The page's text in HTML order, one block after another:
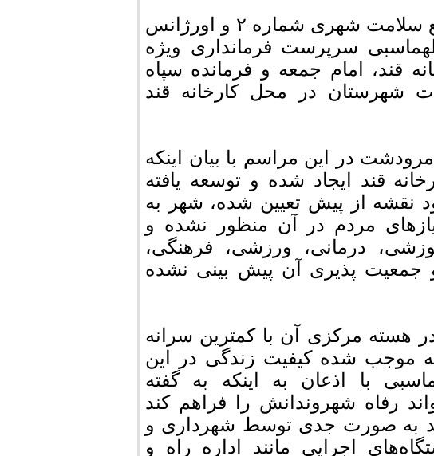
مراسم آغاز احداث مرکز خدمات جامع سلامت شهری شماره ۲ و اورژانس
طهماسبی سرپرست فرمانداری ویژه
قند، امام جمعه و فرمانده سپاه
شهرستان در محل کارخانه قند
در این مراسم با بیان اینکه
قند ایجاد شده و توسعه یافته
نقشه از پیش تعیین شده، شهر به
مردم در آن منظور نشده و
درمانی، ورزشی، فرهنگی،
پذیری آن پیش بینی نشده
هسته مرکزی آن با کمترین سرانه
موجب شده کیفیت زندگی در این
با اذعان به اینکه به گفته
رفاه شهروندانش را فراهم کند
به صورت جدی توسط شهرداری و
اجرایی مانند اداره راه و